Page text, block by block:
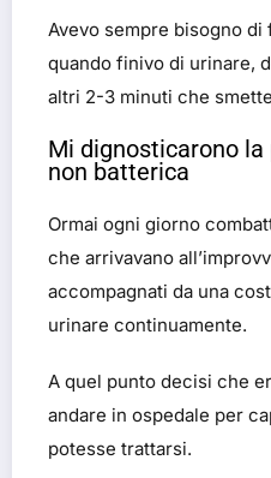
Avevo sempre bisogno di
quando finivo di urinare,
altri 2-3 minuti che
Mi dignosticarono
non batterica
Ormai ogni giorno
che arrivavano
accompagnati da una
urinare continuamente.
A quel punto decisi che
andare in ospedale per
potesse trattarsi.